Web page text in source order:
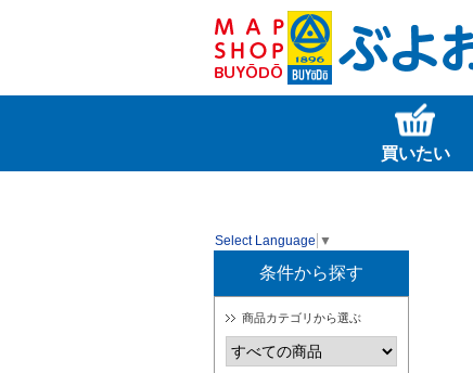
買いたい
Select Language ▼
条件から探す
商品カテゴリから選ぶ